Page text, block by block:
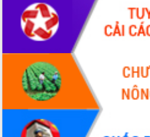
Tập huấn nâng cao năng lực triển khai
chuyển đổi số cho cán bộ, công chức
cấp xã
Đắk Lắk phát động hưởng ứng Ngày
Quyền của người tiêu dùng Việt Nam
2026
Đẩy mạnh cải cách hành chính, quyết
tâm đạt được mục tiêu tăng trưởng
hai con số trong năm 2026
Tổ chức trang trọng Lễ hội Đền thờ